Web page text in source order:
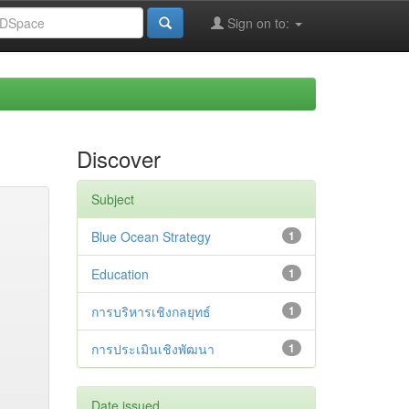
Sign on to:
Discover
Subject
1
Blue Ocean Strategy
1
Education
1
การบริหารเชิงกลยุทธ์
1
การประเมินเชิงพัฒนา
Date issued